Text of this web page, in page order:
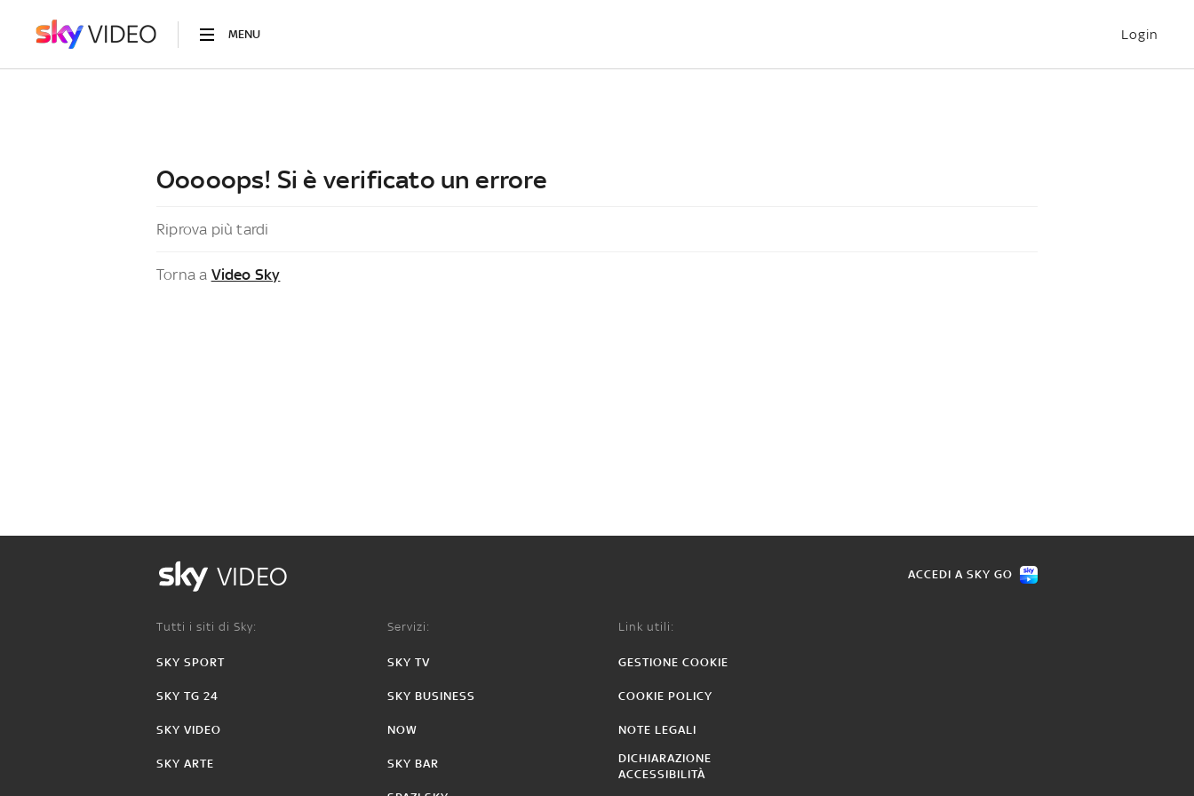
MENU Login
Ooooops! Si è verificato un errore
Riprova più tardi
Torna a Video Sky
VIDEO ACCEDI A SKY GO
Tutti i siti di Sky:
SKY SPORT
SKY TG 24
SKY VIDEO
SKY ARTE
Servizi:
SKY TV
SKY BUSINESS
NOW
SKY BAR
Link utili:
GESTIONE COOKIE
COOKIE POLICY
NOTE LEGALI
DICHIARAZIONE
ACCESSIBILITÀ